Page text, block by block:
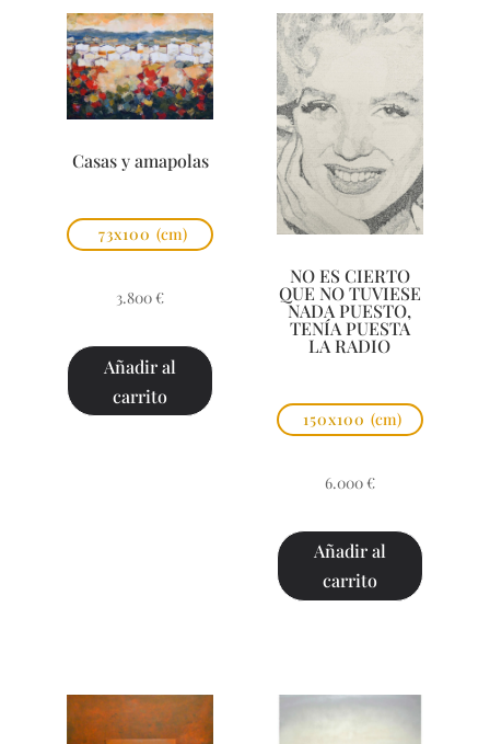
Casas y amapolas
73x100 (cm)
3.800 €
Añadir al
carrito
NO ES CIERTO
QUE NO TUVIESE
NADA PUESTO,
TENÍA PUESTA
LA RADIO
150x100 (cm)
6.000 €
Añadir al
carrito